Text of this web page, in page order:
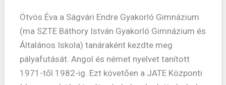
Ötvös Éva a Ságvári Endre Gyakorló Gimnázium
(ma SZTE Báthory István Gyakorló Gimnázium és
Általános Iskola) tanáraként kezdte meg
pályafutását. Angol és német nyelvet tanított
1971-től 1982-ig. Ezt követően a JATE Központi